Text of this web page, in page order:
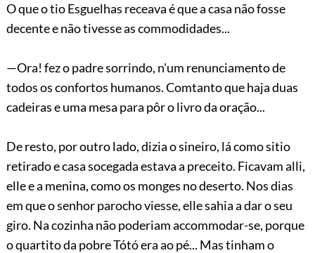
O que o tio Esguelhas receava é que a casa não fosse
decente e não tivesse as commodidades...
—Ora! fez o padre sorrindo, n'um renunciamento de
todos os confortos humanos. Comtanto que haja duas
cadeiras e uma mesa para pôr o livro da oração...
De resto, por outro lado, dizia o sineiro, lá como sitio
retirado e casa socegada estava a preceito. Ficavam alli,
elle e a menina, como os monges no deserto. Nos dias
em que o senhor parocho viesse, elle sahia a dar o seu
giro. Na cozinha não poderiam accommodar-se, porque
o quartito da pobre Tótó era ao pé... Mas tinham o